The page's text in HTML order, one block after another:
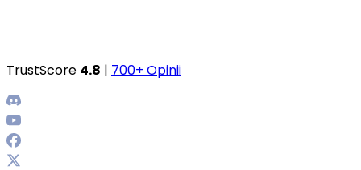
TrustScore 4.8 | 700+ Opinii